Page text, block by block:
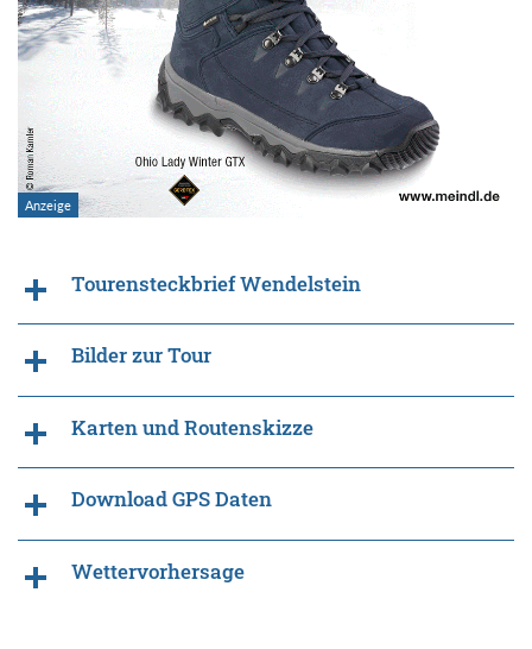
Tourensteckbrief Wendelstein
Bilder zur Tour
Karten und Routenskizze
Download GPS Daten
Wettervorhersage